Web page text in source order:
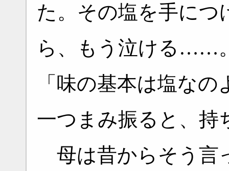
た。その塩を手につ
ら、もう泣ける……
「味の基本は塩な
一つまみ振ると、持
母は昔からそう言